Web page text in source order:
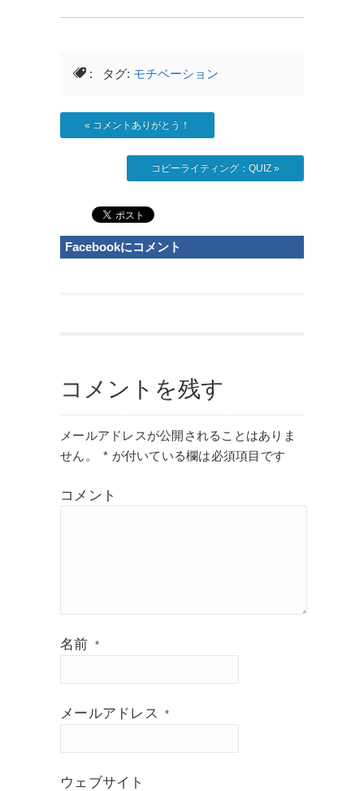
: タグ: モチベーション
« コメントありがとう！
コピーライティング：QUIZ »
Facebookにコメント
コメントを残す
メールアドレスが公開されることはありま
せん。
* が付いている欄は必須項目です
コメント
名前 *
メールアドレス *
ウェブサイト